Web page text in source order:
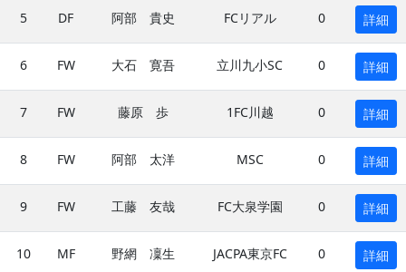
5 DF 阿部 貴史 FCリアル 0 詳細
6 FW 大石 寛吾 立川九小SC 0 詳細
7 FW 藤原 歩 1FC川越 0 詳細
8 FW 阿部 太洋 MSC 0 詳細
9 FW 工藤 友哉 FC大泉学園 0 詳細
10 MF 野網 凜生 JACPA東京FC 0 詳細